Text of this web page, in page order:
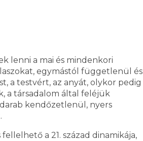
lenni a mai és mindenkori
egymástól függetlenül és
a testvért, az anyát, olykor pedig
a társadalom által feléjük
kendőzetlenül, nyers
a 21. század dinamikája,